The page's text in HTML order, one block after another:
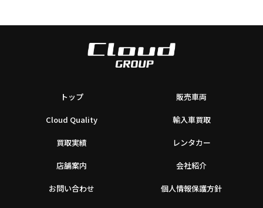
トップ 販売車両
Cloud Quality 輸入車買取
買取実績 レンタカー
店舗案内 会社紹介
お問い合わせ 個人情報保護方針